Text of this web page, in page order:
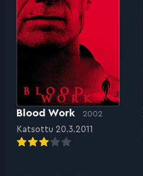
Blood Work 2002
Katsottu 20.3.2011